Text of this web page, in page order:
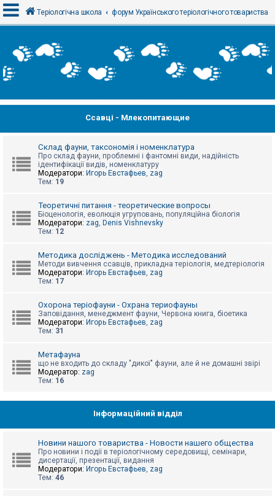
х
і
т
р
а
б
е
д
п
о
е
й
А
и
т
Теріологічна школа форум Українського теріологічного товариства
Ссавці - Млекопитающие
Склад фауни, таксономія і номенклатура
Про склад фауни, проблемні і фантомні види, надійність
ідентифікації видів, номенклатуру
Модератори: Игорь Евстафьев, zag
Тем: 19
Теоретичні питання - теоретические вопросы
Біоценологія, еволюція угруповань, популяційна біологія
Модератори: zag, Denis Vishnevsky
Тем: 12
Методика досліджень - Методика исследований
Методи вивчення ссавців, прикладна теріологія, медтеріологія
Модератори: Игорь Евстафьев, zag
Тем: 17
Охорона теріофауни - Охрана териофауны
Заповідання, менеджмент фауни, Червона книга, біоетика
Модератори: Игорь Евстафьев, zag
Тем: 31
Метафауна
що не входить до складу "дикої" фауни, але й не домашні звірі
Модератор: zag
Тем: 16
Інформаційний відділ
Новини нашого товариства - Новости нашего общества
Про новини і події в теріологічному середовищі, семінари,
дисертації, презентації, видання
Модератори: Игорь Евстафьев, zag
Тем: 46